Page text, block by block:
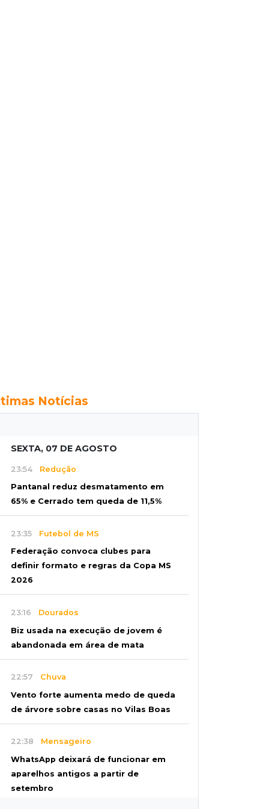
Notícias
SEXTA, 07 DE AGOSTO
23:54 Redução
Pantanal reduz desmatamento em
65% e Cerrado tem queda de 11,5%
23:35 Futebol de MS
Federação convoca clubes para
definir formato e regras da Copa MS
2026
23:16 Dourados
Biz usada na execução de jovem é
abandonada em área de mata
22:57 Chuva
Vento forte aumenta medo de queda
de árvore sobre casas no Vilas Boas
22:38 Mensageiro
WhatsApp deixará de funcionar em
aparelhos antigos a partir de
setembro